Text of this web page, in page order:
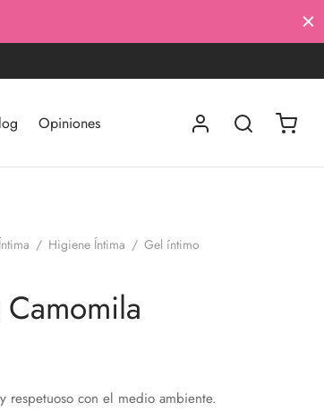
Opiniones
/ Higiene Íntima / Gel íntimo
respetuoso con el medio ambiente.